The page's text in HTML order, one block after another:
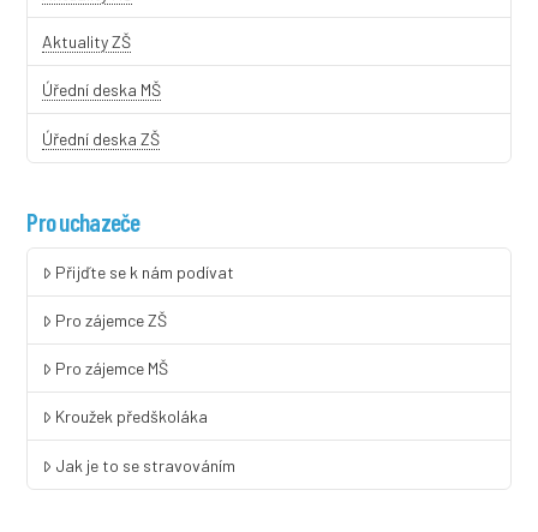
Aktuality ZŠ
Úřední deska MŠ
Úřední deska ZŠ
Pro uchazeče
Přijďte se k nám podívat
Pro zájemce ZŠ
Pro zájemce MŠ
Kroužek předškoláka
Jak je to se stravováním